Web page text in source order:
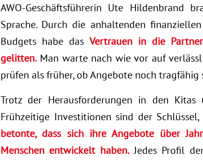
AWO-Geschäftsführerin Ute Hildenbrand
Sprache. Durch die anhaltenden
Budgets habe das Vertrauen in die
gelitten. Man warte nach wie vor auf
prüfen als früher, ob Angebote noch tragfähig
Trotz der Herausforderungen in den
Frühzeitige Investitionen sind der
betonte, dass sich ihre Angebote über
Menschen entwickelt haben.Jedes Profil